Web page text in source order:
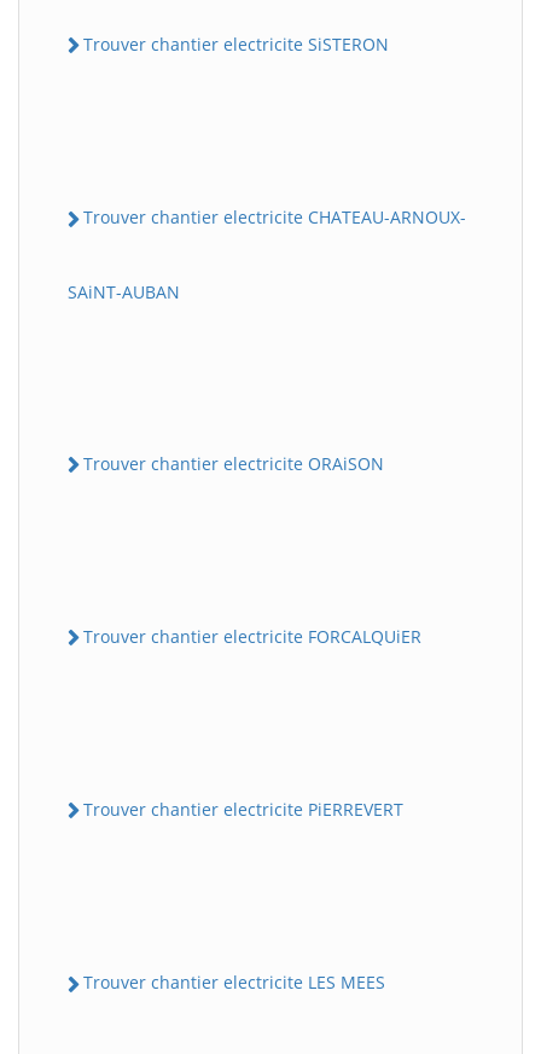
Trouver chantier electricite SiSTERON
Trouver chantier electricite CHATEAU-ARNOUX-
SAiNT-AUBAN
Trouver chantier electricite ORAiSON
Trouver chantier electricite FORCALQUiER
Trouver chantier electricite PiERREVERT
Trouver chantier electricite LES MEES